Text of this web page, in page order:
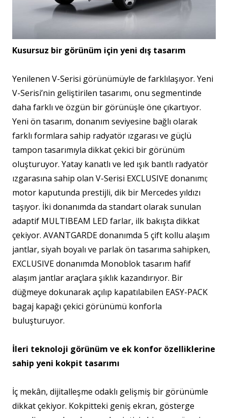
Kusursuz bir görünüm için yeni dış tasarım
Yenilenen V-Serisi görünümüyle de farklılaşıyor. Yeni
V-Serisi’nin geliştirilen tasarımı, onu segmentinde
daha farklı ve özgün bir görünüşle öne çıkartıyor.
Yeni ön tasarım, donanım seviyesine bağlı olarak
farklı formlara sahip radyatör ızgarası ve güçlü
tampon tasarımıyla dikkat çekici bir görünüm
oluşturuyor. Yatay kanatlı ve led ışık bantlı radyatör
ızgarasına sahip olan V-Serisi EXCLUSIVE donanımı;
motor kaputunda prestijli, dik bir Mercedes yıldızı
taşıyor. İki donanımda da standart olarak sunulan
adaptif MULTIBEAM LED farlar, ilk bakışta dikkat
çekiyor. AVANTGARDE donanımda 5 çift kollu alaşım
jantlar, siyah boyalı ve parlak ön tasarıma sahipken,
EXCLUSIVE donanımda Monoblok tasarım hafif
alaşım jantlar araçlara şıklık kazandırıyor. Bir
düğmeye dokunarak açılıp kapatılabilen EASY-PACK
bagaj kapağı çekici görünümü konforla
buluşturuyor.
İleri teknoloji görünüm ve ek konfor özelliklerine
sahip yeni kokpit tasarımı
İç mekân, dijitalleşme odaklı gelişmiş bir görünümle
dikkat çekiyor. Kokpitteki geniş ekran, gösterge